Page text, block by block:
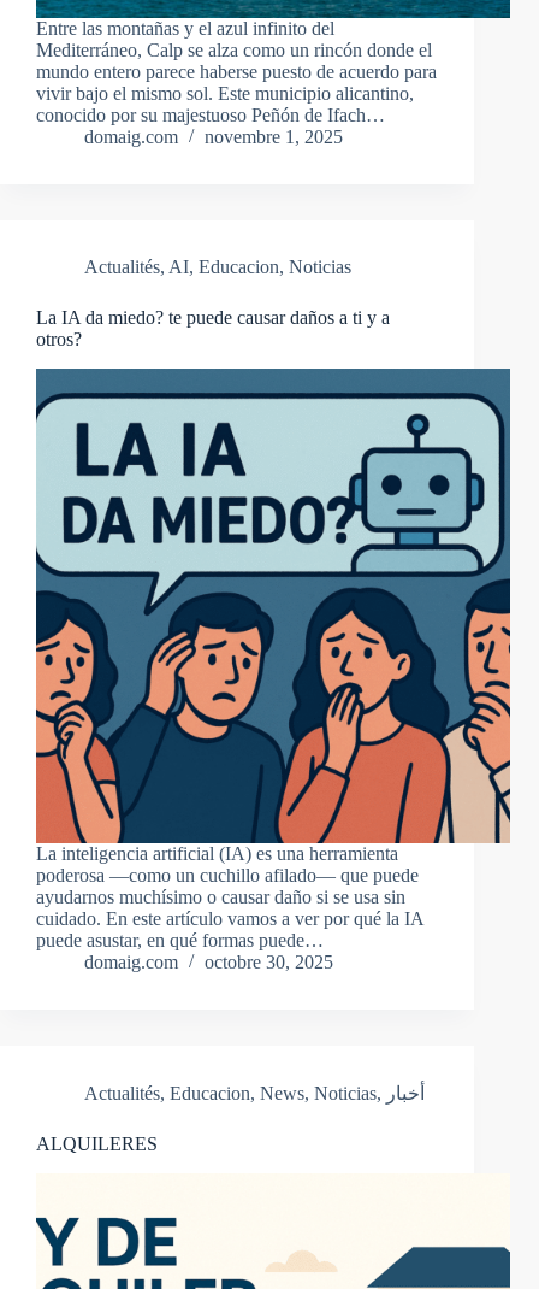
Entre las montañas y el azul infinito del
Mediterráneo, Calp se alza como un rincón donde el
mundo entero parece haberse puesto de acuerdo para
vivir bajo el mismo sol. Este municipio alicantino,
conocido por su majestuoso Peñón de Ifach…
domaig.com
novembre 1, 2025
Actualités, AI, Educacion, Noticias
La IA da miedo? te puede causar daños a ti y a
otros?
La inteligencia artificial (IA) es una herramienta
poderosa —como un cuchillo afilado— que puede
ayudarnos muchísimo o causar daño si se usa sin
cuidado. En este artículo vamos a ver por qué la IA
puede asustar, en qué formas puede…
domaig.com
octobre 30, 2025
Actualités, Educacion, News, Noticias, أخبار
ALQUILERES